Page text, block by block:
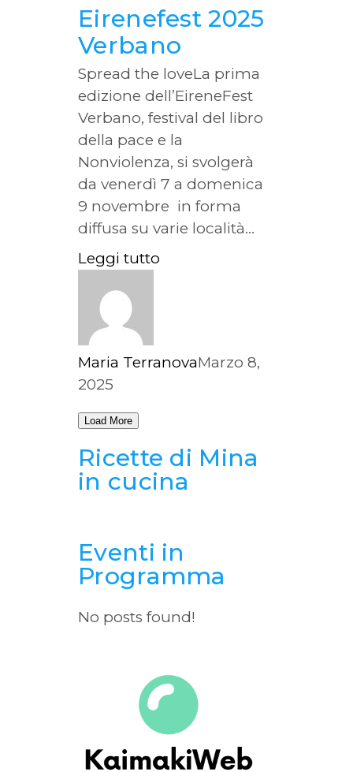
Eirenefest 2025
Verbano
Spread the loveLa prima
edizione dell’EireneFest
Verbano, festival del libro
della pace e la
Nonviolenza, si svolgerà
da venerdì 7 a domenica
9 novembre in forma
diffusa su varie località...
Leggi tutto
Maria TerranovaMarzo 8,
2025
Load More
Ricette di Mina
in cucina
Eventi in
Programma
No posts found!